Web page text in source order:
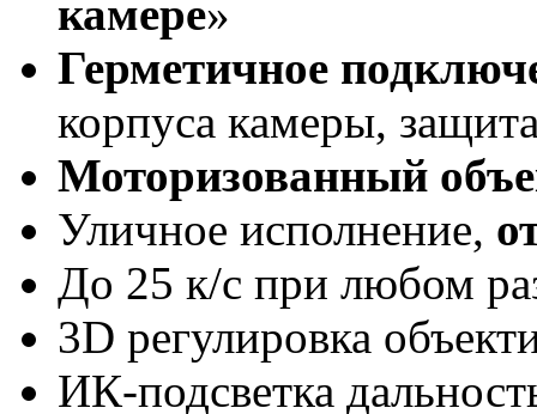
камере»
Герметичное
корпуса камеры,
Моторизованный
Уличное исполнение,
До 25 к/с при любом
3D регулировка
ИК-подсветка